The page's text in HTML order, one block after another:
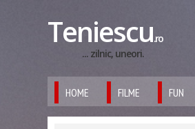
Teniescu.ro
... zilnic, uneori.
HOME FILME FUN